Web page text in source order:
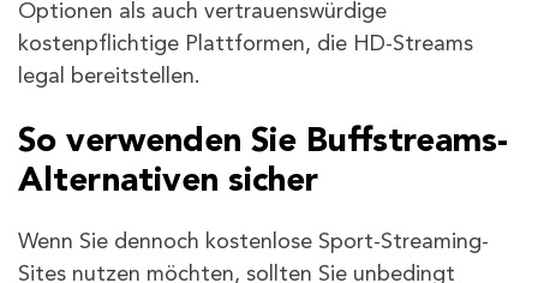
Optionen als auch vertrauenswürdige
kostenpflichtige Plattformen, die HD-Streams
legal bereitstellen.
So verwenden Sie Buffstreams-
Alternativen sicher
Wenn Sie dennoch kostenlose Sport-Streaming-
Sites nutzen möchten, sollten Sie unbedingt